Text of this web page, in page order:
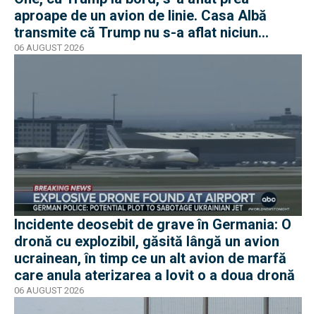
aproape de un avion de linie. Casa Albă
transmite că Trump nu s-a aflat niciun
moment în pericol
06 AUGUST 2026
Incidente deosebit de grave în Germania: O
dronă cu explozibil, găsită lângă un avion
ucrainean, în timp ce un alt avion de marfă
care anula aterizarea a lovit o a doua dronă
06 AUGUST 2026